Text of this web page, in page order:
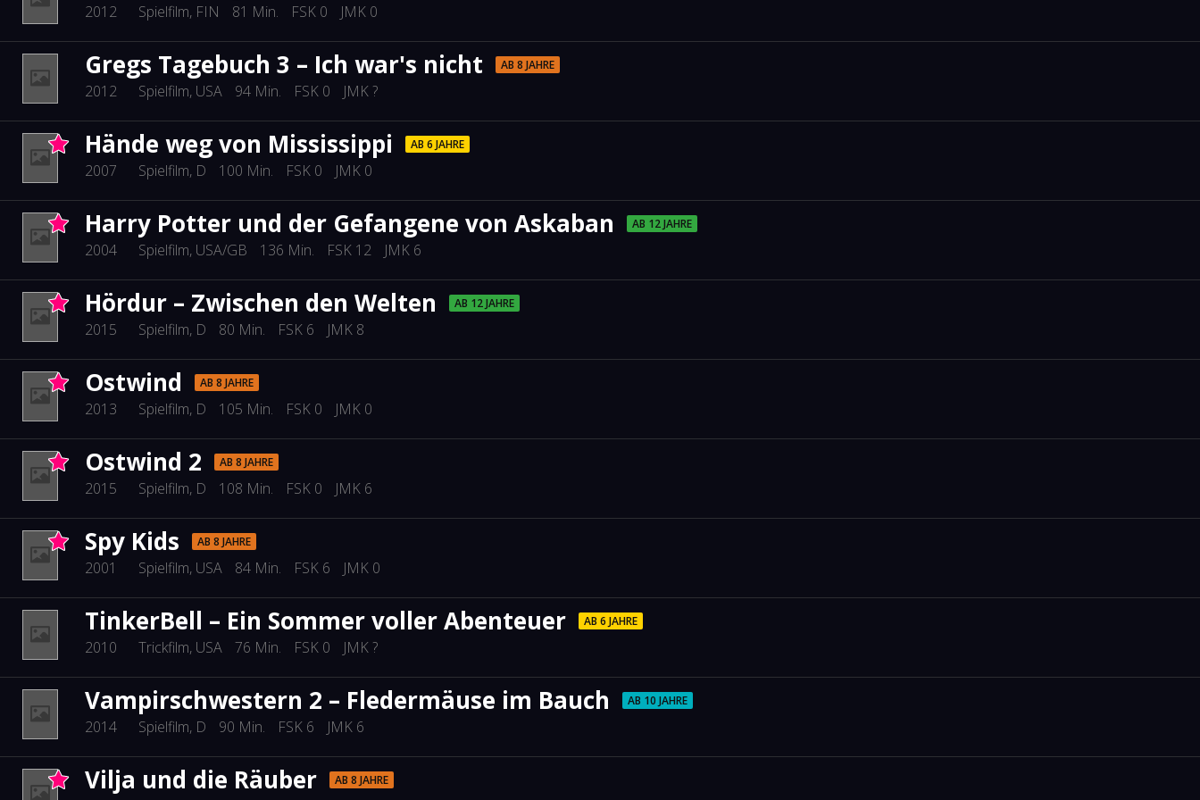
2012 Spielfilm, FIN 81 Min. FSK 0 JMK 0
Gregs Tagebuch 3 – Ich war's nicht AB 8 JAHRE
2012 Spielfilm, USA 94 Min. FSK 0 JMK ?
Hände weg von Mississippi AB 6 JAHRE
2007 Spielfilm, D 100 Min. FSK 0 JMK 0
Harry Potter und der Gefangene von Askaban AB 12 JAHRE
2004 Spielfilm, USA/GB 136 Min. FSK 12 JMK 6
Hördur – Zwischen den Welten AB 12 JAHRE
2015 Spielfilm, D 80 Min. FSK 6 JMK 8
Ostwind AB 8 JAHRE
2013 Spielfilm, D 105 Min. FSK 0 JMK 0
Ostwind 2 AB 8 JAHRE
2015 Spielfilm, D 108 Min. FSK 0 JMK 6
Spy Kids AB 8 JAHRE
2001 Spielfilm, USA 84 Min. FSK 6 JMK 0
TinkerBell – Ein Sommer voller Abenteuer AB 6 JAHRE
2010 Trickfilm, USA 76 Min. FSK 0 JMK ?
Vampirschwestern 2 – Fledermäuse im Bauch AB 10 JAHRE
2014 Spielfilm, D 90 Min. FSK 6 JMK 6
Vilja und die Räuber AB 8 JAHRE